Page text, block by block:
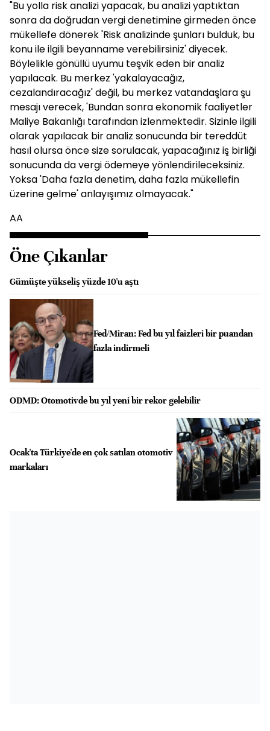
"Bu yolla risk analizi yapacak, bu analizi yaptıktan
sonra da doğrudan vergi denetimine girmeden önce
mükellefe dönerek 'Risk analizinde şunları bulduk, bu
konu ile ilgili beyanname verebilirsiniz' diyecek.
Böylelikle gönüllü uyumu teşvik eden bir analiz
yapılacak. Bu merkez 'yakalayacağız,
cezalandıracağız' değil, bu merkez vatandaşlara şu
mesajı verecek, 'Bundan sonra ekonomik faaliyetler
Maliye Bakanlığı tarafından izlenmektedir. Sizinle ilgili
olarak yapılacak bir analiz sonucunda bir tereddüt
hasıl olursa önce size sorulacak, yapacağınız iş birliği
sonucunda da vergi ödemeye yönlendirileceksiniz.
Yoksa 'Daha fazla denetim, daha fazla mükellefin
üzerine gelme' anlayışımız olmayacak."
AA
Öne Çıkanlar
Gümüşte yükseliş yüzde 10'u aştı
Fed/Miran: Fed bu yıl faizleri bir puandan
fazla indirmeli
ODMD: Otomotivde bu yıl yeni bir rekor gelebilir
Ocak'ta Türkiye'de en çok satılan otomotiv
markaları